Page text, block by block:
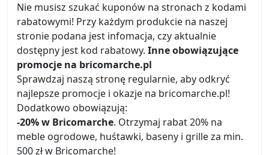
Nie musisz szukać kuponów na stronach z kodami
rabatowymi! Przy każdym produkcie na naszej
stronie podana jest infomacja, czy aktualnie
dostępny jest kod rabatowy. Inne obowiązujące
promocje na bricomarche.pl
Sprawdzaj naszą stronę regularnie, aby odkryć
najlepsze promocje i okazje na bricomarche.pl!
Dodatkowo obowiązują:
-20% w Bricomarche. Otrzymaj rabat 20% na
meble ogrodowe, huśtawki, baseny i grille za min.
500 zł w Bricomarche!